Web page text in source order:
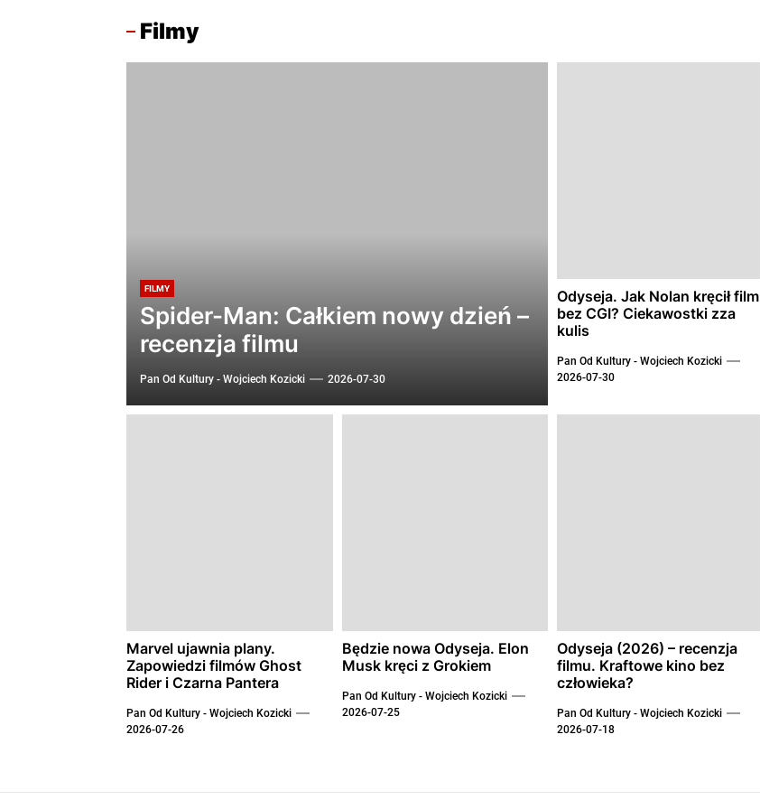
Filmy
FILMY
Spider-Man: Całkiem nowy dzień –
recenzja filmu
Pan Od Kultury - Wojciech Kozicki 2026-07-30
Odyseja. Jak Nolan kręcił film
bez CGI? Ciekawostki zza
kulis
Pan Od Kultury - Wojciech Kozicki
2026-07-30
Marvel ujawnia plany.
Zapowiedzi filmów Ghost
Rider i Czarna Pantera
Pan Od Kultury - Wojciech Kozicki
2026-07-26
Będzie nowa Odyseja. Elon
Musk kręci z Grokiem
Pan Od Kultury - Wojciech Kozicki
2026-07-25
Odyseja (2026) – recenzja
filmu. Kraftowe kino bez
człowieka?
Pan Od Kultury - Wojciech Kozicki
2026-07-18